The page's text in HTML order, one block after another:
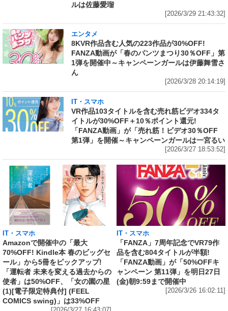
ルは佐藤愛瑠
[2026/3/29 21:43:32]
エンタメ
8KVR作品含む人気の223作品が30%OFF!
FANZA動画が「春のパンツまつり30％OFF」第
1弾を開催中～キャンペーンガールは伊藤舞雪さ
ん
[2026/3/28 20:14:19]
IT・スマホ
VR作品103タイトルを含む売れ筋ビデオ334タ
イトルが30%OFF＋10％ポイント還元!
「FANZA動画」が「売れ筋！ビデオ30％OFF
第1弾」を開催～キャンペーンガールは一宮るい
[2026/3/27 18:53:52]
IT・スマホ
Amazonで開催中の「最大
70%OFF! Kindle本 春のビッグセ
ール」から5冊をピックアップ!
「運転者 未来を変える過去からの
使者」は50%OFF、「女の園の星
(1)[電子限定特典付] (FEEL
COMICS swing)」は33%OFF
IT・スマホ
「FANZA」7周年記念でVR79作
品を含む804タイトルが半額!
「FANZA動画」が「50%OFFキ
ャンペーン 第11弾」を明日27日
(金)朝9:59まで開催中
[2026/3/26 16:02:11]